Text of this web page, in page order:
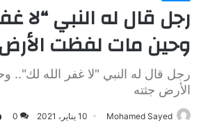
رجل قال له النبي “لا
وحين مات لفظت
رجل قال له النبي "لا غفر الله
الأرض جثته
Mohamed Sayed 10 يناير، 2021 0